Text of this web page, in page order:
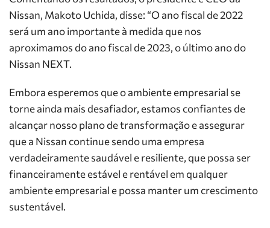
Nissan, Makoto Uchida, disse: “O ano fiscal de 2022
será um ano importante à medida que nos
aproximamos do ano fiscal de 2023, o último ano do
Nissan NEXT.
Embora esperemos que o ambiente empresarial se
torne ainda mais desafiador, estamos confiantes de
alcançar nosso plano de transformação e assegurar
que a Nissan continue sendo uma empresa
verdadeiramente saudável e resiliente, que possa ser
financeiramente estável e rentável em qualquer
ambiente empresarial e possa manter um crescimento
sustentável.